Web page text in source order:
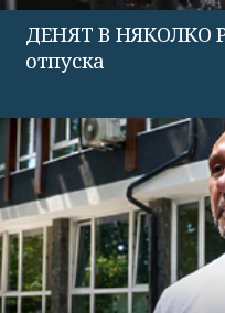
ДЕНЯТ В НЯКОЛКО
отпуска